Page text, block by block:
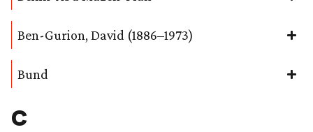
Ben-Gurion, David (1886–1973)
Bund
C